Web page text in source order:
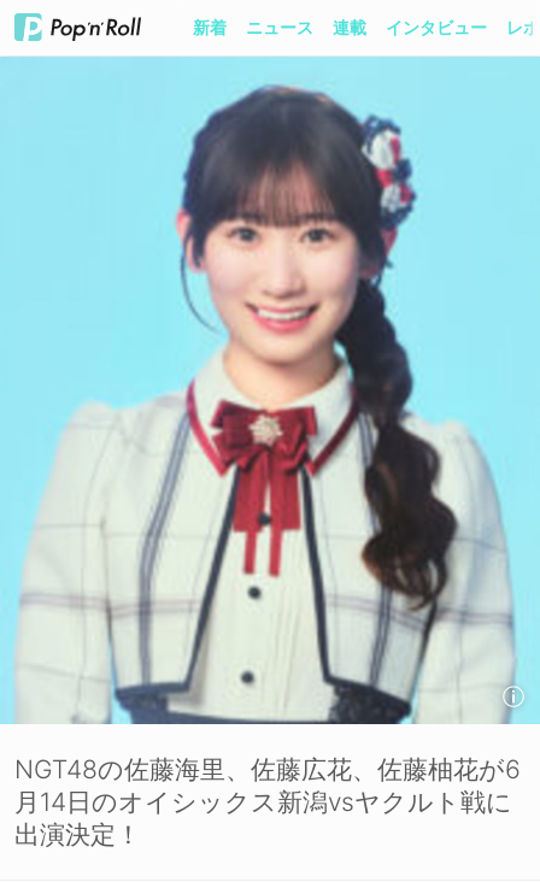
新着 ニュース 連載 インタビュー レ
NGT48の佐藤海里、佐藤広花、佐藤柚花が6
月14日のオイシックス新潟vsヤクルト戦に
出演決定！